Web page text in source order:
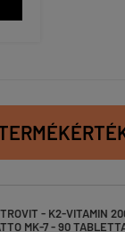
OSTROVIT - K2-
NATTO MK-7 - 90